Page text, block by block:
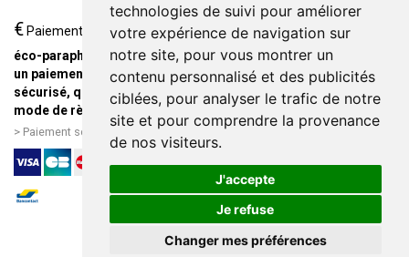
technologies de suivi pour améliorer
votre expérience de navigation sur
notre site, pour vous montrer un
contenu personnalisé et des publicités
ciblées, pour analyser le trafic de notre
site et pour comprendre la provenance
de nos visiteurs.
J'accepte
Je refuse
Changer mes préférences
€ Paiement
éco-parapharmacie.fr offre
un paiement entièrement
sécurisé, quel que soit le
mode de règlement
Paiement sécurisé et simple
Livraison / Point retrait
Commandez en ligne et
recevez votre commande
rapidement chez vous ou en
point retrait
Livraison chez vous ou en